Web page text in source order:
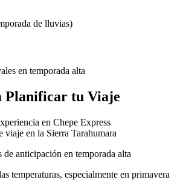
de lluvias)
en temporada alta
Planificar tu Viaje
de anticipación en temporada alta
temperaturas, especialmente en primavera